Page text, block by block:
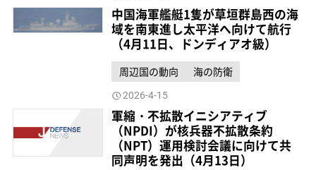
中国海軍艦艇1隻が草垣群島西の海
域を南東進し太平洋へ向けて航行
（4月11日、ドンディアオ級）
周辺国の動向 海の防衛
2026-4-15
軍縮・不拡散イニシアティブ
（NPDI）が核兵器不拡散条約
（NPT）運用検討会議に向けて共
同声明を発出（4月13日）